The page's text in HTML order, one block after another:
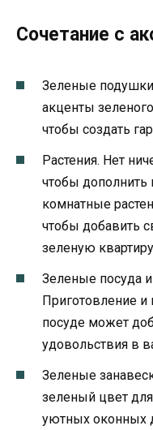
Сочетание с
Зеленые
акценты
чтобы создать
Растения. Нет
чтобы дополнить
комнатные
чтобы добавить
зеленую
Зеленые посуда
Приготовление и
посуде может
удовольствия в
Зеленые
зеленый цвет
уютных оконных